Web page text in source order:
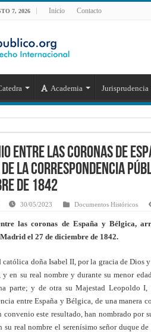
7, 2026 Inicio Contacto
Academia Jurisprudencia
entre las coronas de
de la correspondencia
de 1842
30/05/2023 Documentos Históricos
las coronas de España y Bélgica,
el 27 de diciembre de 1842.
católica doña Isabel II, por la gracia de Dios
y en su real nombre y durante su menor
parte; y de otra su Majestad Leopoldo
entre España y Bélgica, de una manera
convenio este resultado, han nombrado
su real nombre el serenísimo señor duque